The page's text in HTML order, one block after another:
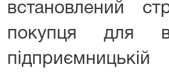
встановлений
покупця для